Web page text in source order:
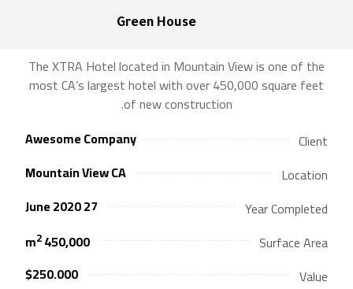
Green House
The XTRA Hotel located in Mountain View is one of the
most CA’s largest hotel with over 450,000 square feet
of new construction.
Client
Awesome Company
Location
Mountain View CA
Year Completed
27 June 2020
Surface Area
450,000 m
2
Value
$250.000